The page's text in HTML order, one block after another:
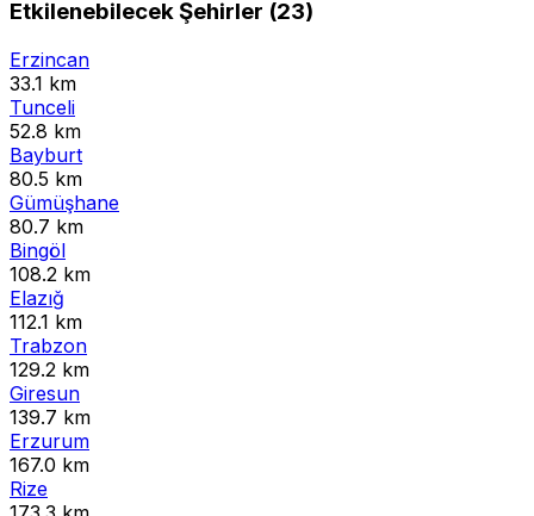
Etkilenebilecek Şehirler (23)
Erzincan
33.1 km
Tunceli
52.8 km
Bayburt
80.5 km
Gümüşhane
80.7 km
Bingöl
108.2 km
Elazığ
112.1 km
Trabzon
129.2 km
Giresun
139.7 km
Erzurum
167.0 km
Rize